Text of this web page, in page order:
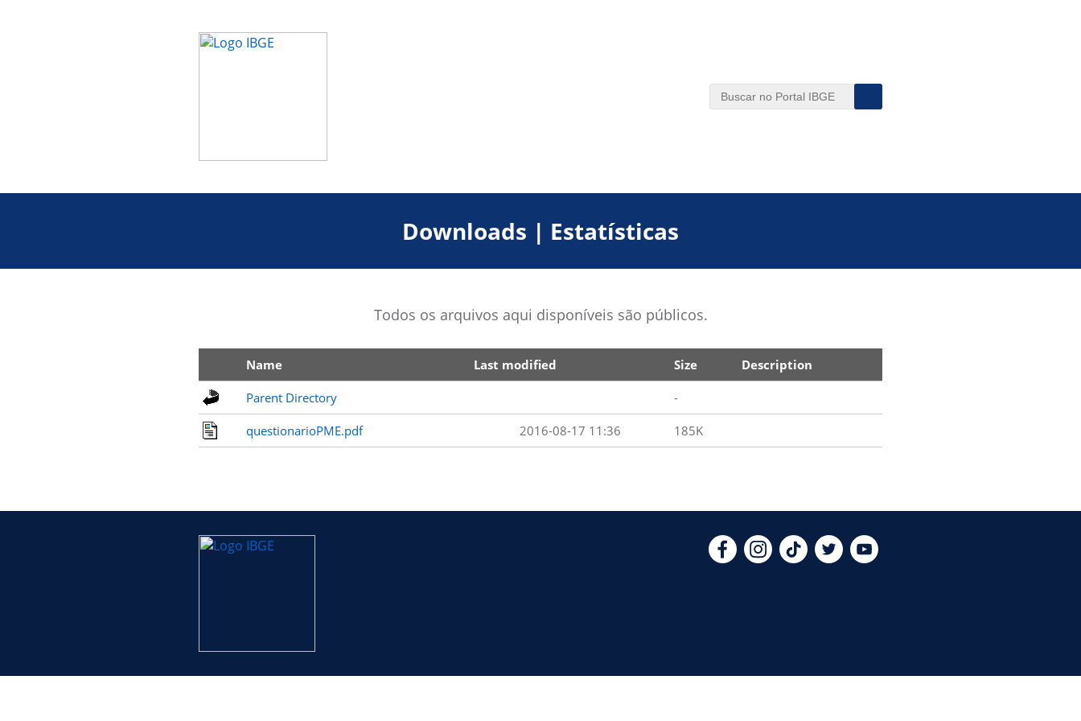
Downloads | Estatísticas
Todos os arquivos aqui disponíveis são públicos.
Name Last modified Size Description
Parent Directory -
questionarioPME.pdf 2016-08-17 11:36 185K